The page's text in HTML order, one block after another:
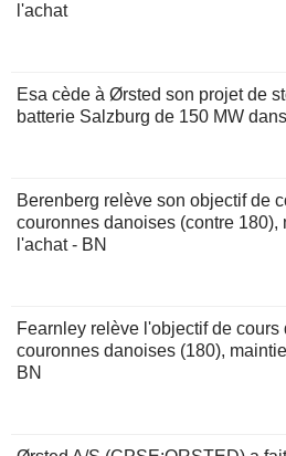
l'achat
Esa cède à Ørsted son projet de
batterie Salzburg de 150 MW
Berenberg relève son objectif de
couronnes danoises (contre 180),
l'achat - BN
Fearnley relève l'objectif de
couronnes danoises (180),
BN